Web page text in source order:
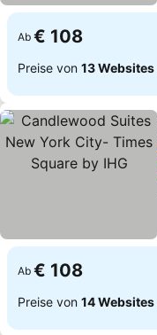
Ab € 108
Preise von 13 Websites
Ab € 108
Preise von 14 Websites